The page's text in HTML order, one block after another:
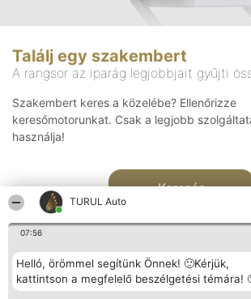
TURUL Auto
07:56
Helló, örömmel segítünk Önnek! 🙂Kérjük,
kattintson a megfelelő beszélgetési témára!
Találj egy szakembert
A rangsor az iparág legjobbjait gyűjti
Szakembert keres a közelébe? Ellenőrizze
keresőmotorunkat. Csak a legjobb
használja!
Keresés